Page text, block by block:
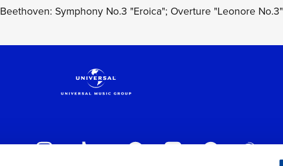
Beethoven: Symphony No.3 "Eroica"; Overture "Leonore No.3"